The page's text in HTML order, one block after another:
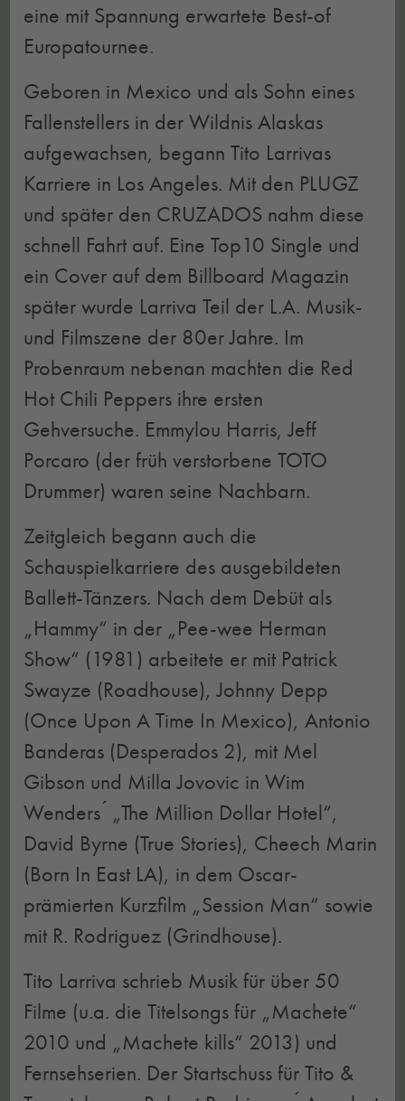
eine mit Spannung erwartete Best-of
Europatournee.
Geboren in Mexico und als Sohn eines
Fallenstellers in der Wildnis Alaskas
aufgewachsen, begann Tito Larrivas
Karriere in Los Angeles. Mit den PLUGZ
und später den CRUZADOS nahm diese
schnell Fahrt auf. Eine Top10 Single und
ein Cover auf dem Billboard Magazin
später wurde Larriva Teil der L.A. Musik-
und Filmszene der 80er Jahre. Im
Probenraum nebenan machten die Red
Hot Chili Peppers ihre ersten
Gehversuche. Emmylou Harris, Jeff
Porcaro (der früh verstorbene TOTO
Drummer) waren seine Nachbarn.
Zeitgleich begann auch die
Schauspielkarriere des ausgebildeten
Ballett-Tänzers. Nach dem Debüt als
„Hammy“ in der „Pee-wee Herman
Show“ (1981) arbeitete er mit Patrick
Swayze (Roadhouse), Johnny Depp
(Once Upon A Time In Mexico), Antonio
Banderas (Desperados 2), mit Mel
Gibson und Milla Jovovic in Wim
Wenders ́ „The Million Dollar Hotel“,
David Byrne (True Stories), Cheech Marin
(Born In East LA), in dem Oscar-
prämierten Kurzfilm „Session Man“ sowie
mit R. Rodriguez (Grindhouse).
Tito Larriva schrieb Musik für über 50
Filme (u.a. die Titelsongs für „Machete“
2010 und „Machete kills“ 2013) und
Fernsehserien. Der Startschuss für Tito &